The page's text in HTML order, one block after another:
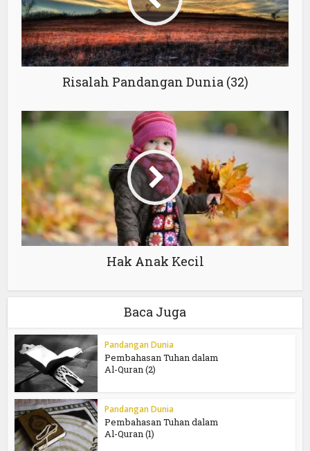
Risalah Pandangan Dunia (32)
Hak Anak Kecil
Baca Juga
Pandangan Dunia
Pembahasan Tuhan dalam
Al-Quran (2)
Pandangan Dunia
Pembahasan Tuhan dalam
Al-Quran (1)